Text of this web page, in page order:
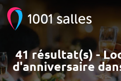
41 résultat(s) -
d'anniversaire